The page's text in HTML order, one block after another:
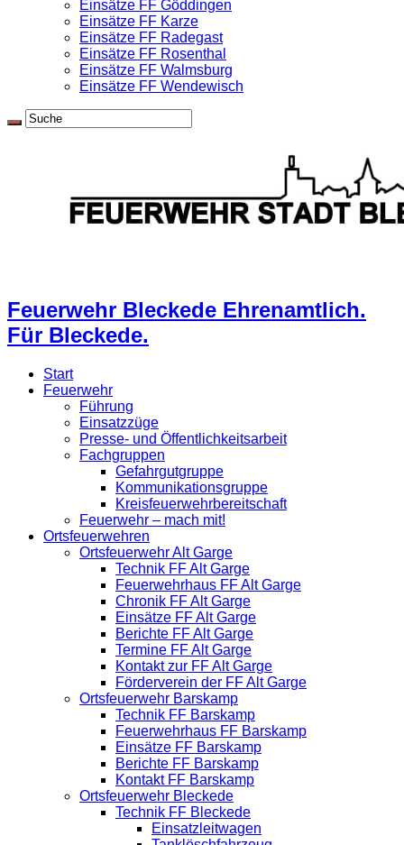
Einsätze FF Göddingen
Einsätze FF Karze
Einsätze FF Radegast
Einsätze FF Rosenthal
Einsätze FF Walmsburg
Einsätze FF Wendewisch
Feuerwehr Bleckede Ehrenamtlich.
Für Bleckede.
Start
Feuerwehr
Führung
Einsatzzüge
Presse- und Öffentlichkeitsarbeit
Fachgruppen
Gefahrgutgruppe
Kommunikationsgruppe
Kreisfeuerwehrbereitschaft
Feuerwehr – mach mit!
Ortsfeuerwehren
Ortsfeuerwehr Alt Garge
Technik FF Alt Garge
Feuerwehrhaus FF Alt Garge
Chronik FF Alt Garge
Einsätze FF Alt Garge
Berichte FF Alt Garge
Termine FF Alt Garge
Kontakt zur FF Alt Garge
Förderverein der FF Alt Garge
Ortsfeuerwehr Barskamp
Technik FF Barskamp
Feuerwehrhaus FF Barskamp
Einsätze FF Barskamp
Berichte FF Barskamp
Kontakt FF Barskamp
Ortsfeuerwehr Bleckede
Technik FF Bleckede
Einsatzleitwagen